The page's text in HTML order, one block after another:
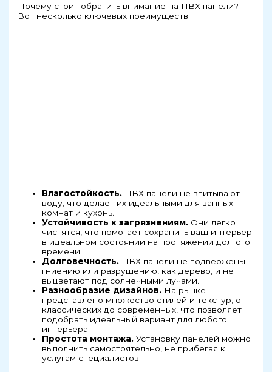
Почему стоит обратить внимание на ПВХ панели?
Вот несколько ключевых преимуществ:
Влагостойкость. ПВХ панели не впитывают
воду, что делает их идеальными для ванных
комнат и кухонь.
Устойчивость к загрязнениям. Они легко
чистятся, что помогает сохранить ваш интерьер
в идеальном состоянии на протяжении долгого
времени.
Долговечность. ПВХ панели не подвержены
гниению или разрушению, как дерево, и не
выцветают под солнечными лучами.
Разнообразие дизайнов. На рынке
представлено множество стилей и текстур, от
классических до современных, что позволяет
подобрать идеальный вариант для любого
интерьера.
Простота монтажа. Установку панелей можно
выполнить самостоятельно, не прибегая к
услугам специалистов.